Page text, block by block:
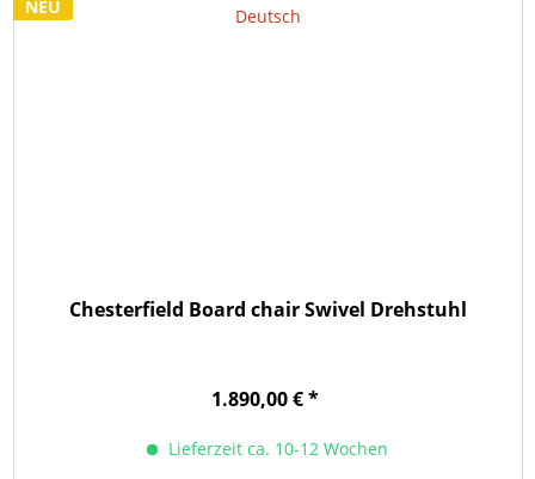
NEU
Chesterfield Board chair Swivel Drehstuhl
1.890,00 € *
Lieferzeit ca. 10-12 Wochen